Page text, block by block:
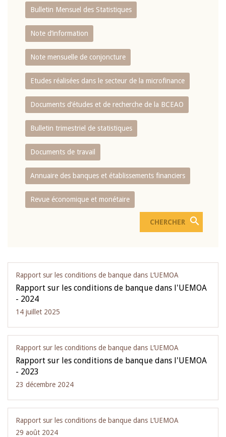
Bulletin Mensuel des Statistiques
Note d’information
Note mensuelle de conjoncture
Etudes réalisées dans le secteur de la microfinance
Documents d’études et de recherche de la BCEAO
Bulletin trimestriel de statistiques
Documents de travail
Annuaire des banques et établissements financiers
Revue économique et monétaire
Rapport sur les conditions de banque dans L‘UEMOA
Rapport sur les conditions de banque dans l'UEMOA
- 2024
14 juillet 2025
Rapport sur les conditions de banque dans L‘UEMOA
Rapport sur les conditions de banque dans l'UEMOA
- 2023
23 décembre 2024
Rapport sur les conditions de banque dans L‘UEMOA
29 août 2024